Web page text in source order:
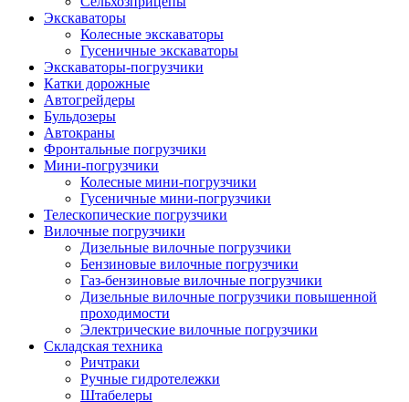
Экскаваторы
Колесные экскаваторы
Гусеничные экскаваторы
Экскаваторы-погрузчики
Катки дорожные
Автогрейдеры
Бульдозеры
Автокраны
Фронтальные погрузчики
Мини-погрузчики
Колесные мини-погрузчики
Гусеничные мини-погрузчики
Телескопические погрузчики
Вилочные погрузчики
Дизельные вилочные погрузчики
Бензиновые вилочные погрузчики
Газ-бензиновые вилочные погрузчики
Дизельные вилочные погрузчики повышенной
проходимости
Электрические вилочные погрузчики
Складская техника
Ричтраки
Ручные гидротележки
Штабелеры